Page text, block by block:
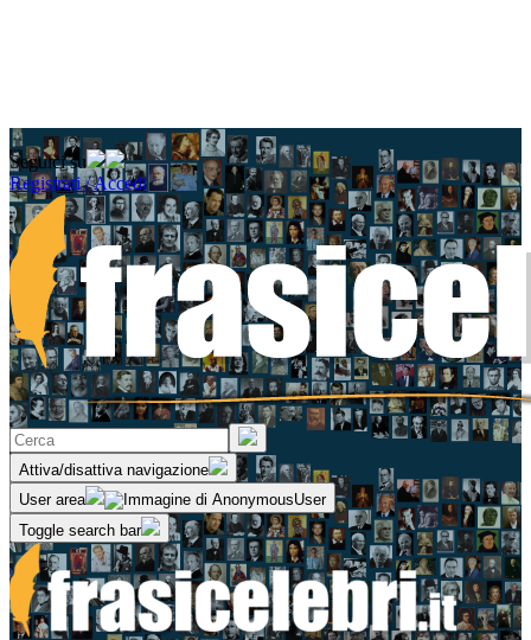
Seguici su
Registrati / Accedi
Attiva/disattiva navigazione
User area
Toggle search bar